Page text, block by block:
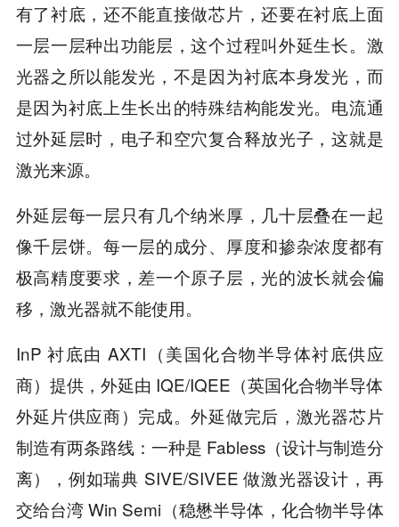
有了衬底，还不能直接做芯片，还要在衬底上面
一层一层种出功能层，这个过程叫外延生长。激
光器之所以能发光，不是因为衬底本身发光，而
是因为衬底上生长出的特殊结构能发光。电流通
过外延层时，电子和空穴复合释放光子，这就是
激光来源。
外延层每一层只有几个纳米厚，几十层叠在一起
像千层饼。每一层的成分、厚度和掺杂浓度都有
极高精度要求，差一个原子层，光的波长就会偏
移，激光器就不能使用。
InP 衬底由 AXTI（美国化合物半导体衬底供应
商）提供，外延由 IQE/IQEE（英国化合物半导体
外延片供应商）完成。外延做完后，激光器芯片
制造有两条路线：一种是 Fabless（设计与制造分
离），例如瑞典 SIVE/SIVEE 做激光器设计，再
交给台湾 Win Semi（稳懋半导体，化合物半导体